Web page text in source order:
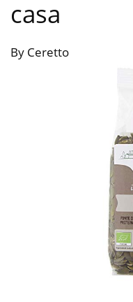
casa
By Ceretto